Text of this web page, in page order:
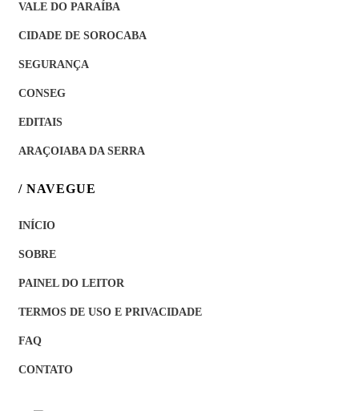
VALE DO PARAÍBA
CIDADE DE SOROCABA
SEGURANÇA
CONSEG
EDITAIS
ARAÇOIABA DA SERRA
/ NAVEGUE
INÍCIO
SOBRE
PAINEL DO LEITOR
TERMOS DE USO E PRIVACIDADE
FAQ
CONTATO